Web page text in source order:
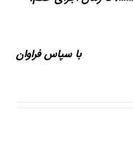
با سپاس فراوان